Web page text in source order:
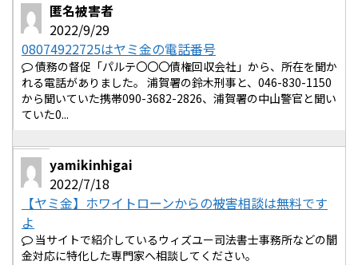
匿名被害者
2022/9/29
08074922725はヤミ金の電話番号
債務の督促「パルテ〇〇〇債権回収会社」から、所在を聞か
れる電話がありました。 浦賀署の鈴木刑事と、046-830-1150
から聞いていた携帯090-3682-2826、浦賀署の中山警官と聞い
ていた0...
yamikinhigai
2022/7/18
【ヤミ金】ホワイトローンからの被害相談は無料です
よ
当サイトで紹介しているウィズユー司法書士事務所などの闇
金対応に特化した専門家へ相談してください。